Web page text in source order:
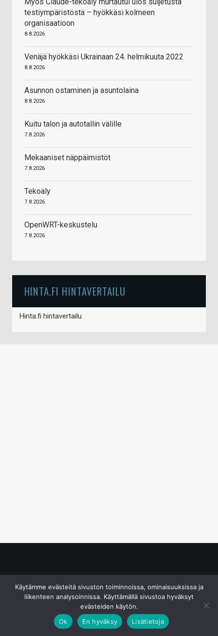
testiympäristöstä – hyökkäsi kolmeen
organisaatioon
8.8.2026
Venäjä hyökkäsi Ukrainaan 24. helmikuuta 2022
8.8.2026
Asunnon ostaminen ja asuntolaina
8.8.2026
Kuitu talon ja autotallin välille
7.8.2026
Mekaaniset näppäimistöt
7.8.2026
Tekoäly
7.8.2026
OpenWRT-keskustelu
7.8.2026
HINTA.FI HINTAVERTAILU
Hinta.fi hintavertailu
Käytämme evästeitä sivuston toiminnoissa, ominaisuuksissa ja
liikenteen analysoinnissa. Käyttämällä sivustoa hyväksyt
evästeiden käytön.
Ok
En hyväksy Lisätietoja